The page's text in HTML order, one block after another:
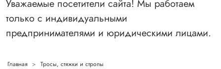
Уважаемые посетители сайта! Мы работаем
только с индивидуальными
предпринимателями и юридическими лицами.
Главная Тросы, стяжки и стропы